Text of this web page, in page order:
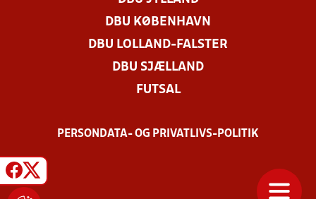
DBU KØBENHAVN
DBU LOLLAND-FALSTER
DBU SJÆLLAND
FUTSAL
PERSONDATA- OG PRIVATLIVS-POLITIK